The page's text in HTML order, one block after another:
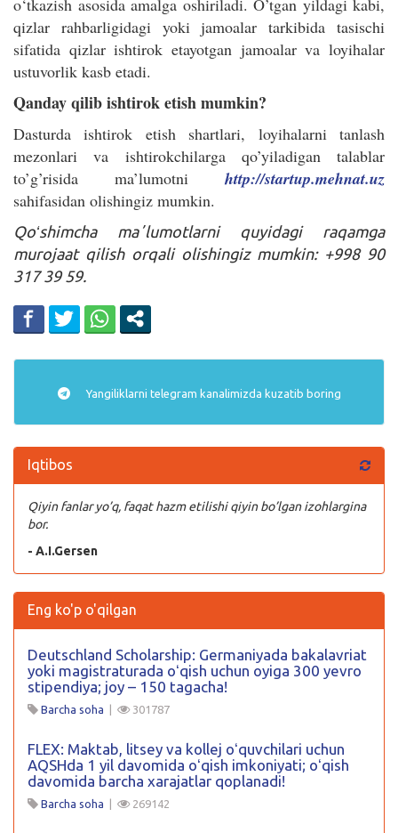
o‘tkazish asosida amalga oshiriladi. O’tgan yildagi kabi,
qizlar rahbarligidagi yoki jamoalar tarkibida tasischi
sifatida qizlar ishtirok etayotgan jamoalar va loyihalar
ustuvorlik kasb etadi.
Qanday qilib ishtirok etish mumkin?
Dasturda ishtirok etish shartlari, loyihalarni tanlash
mezonlari va ishtirokchilarga qo’yiladigan talablar
to’g’risida ma’lumotni http://startup.mehnat.uz
sahifasidan olishingiz mumkin.
Qoʻshimcha maʼlumotlarni quyidagi raqamga
murojaat qilish orqali olishingiz mumkin: +998 90
317 39 59.
Yangiliklarni telegram kanalimizda kuzatib boring
Iqtibos
Qiyin fanlar yo’q, faqat hazm etilishi qiyin bo’lgan izohlargina
bor.
- A.I.Gersen
Eng ko'p o'qilgan
Deutschland Scholarship: Germaniyada bakalavriat
yoki magistraturada oʻqish uchun oyiga 300 yevro
stipendiya; joy – 150 tagacha!
Barcha soha | 301787
FLEX: Maktab, litsey va kollej oʻquvchilari uchun
AQSHda 1 yil davomida oʻqish imkoniyati; oʻqish
davomida barcha xarajatlar qoplanadi!
Barcha soha | 269142